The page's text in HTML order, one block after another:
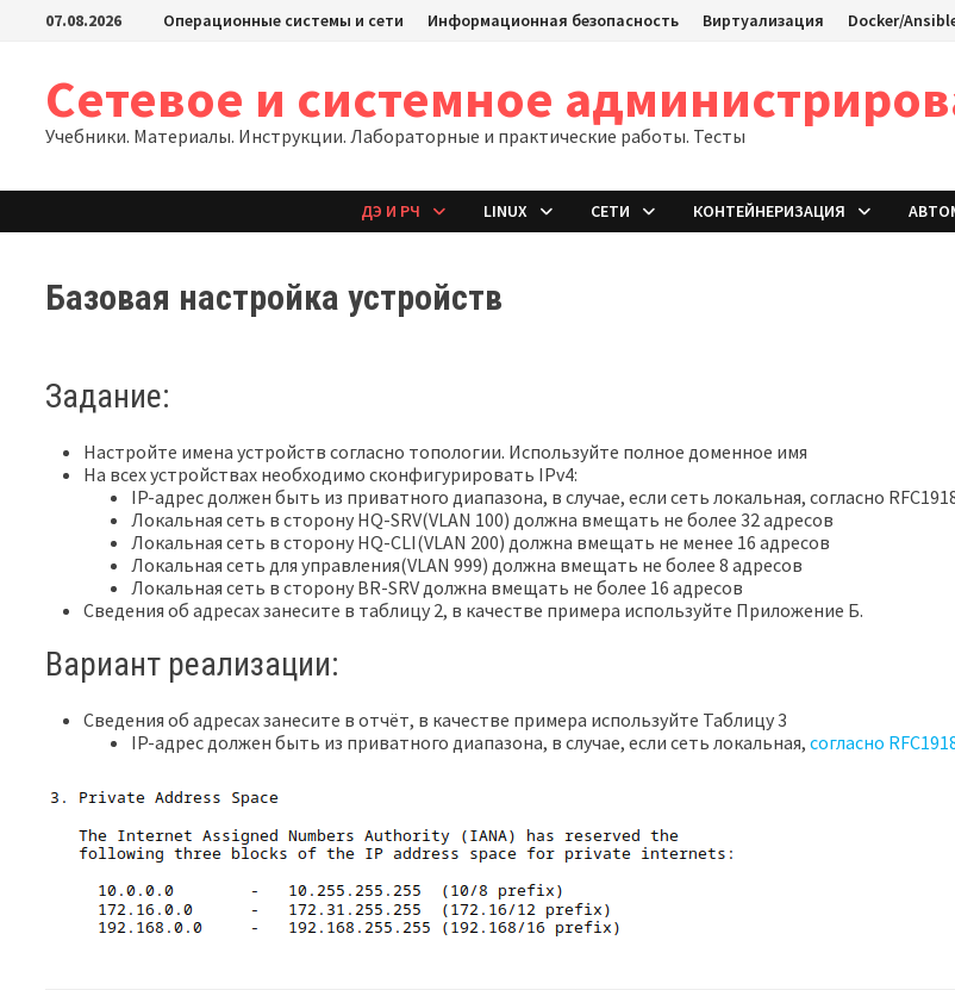
Перейти07.08.2026 Операционные системы и сети Информационная безопасность Виртуализация Docker/
Сетевое и системное
Учебники. Материалы. Инструкции. Лабораторные и практические работы. Тесты
ДЭ И РЧ LINUX СЕТИ КОНТЕЙНЕРИЗАЦИЯ
Базовая настройка устройств
Задание:
Настройте имена устройств согласно топологии. Используйте полное доменное имя
На всех устройствах необходимо сконфигурировать IPv4:
IP-адрес должен быть из приватного диапазона, в случае, если сеть локальная, согласно
Локальная сеть в сторону HQ-SRV(VLAN 100) должна вмещать не более 32 адресов
Локальная сеть в сторону HQ-CLI(VLAN 200) должна вмещать не менее 16 адресов
Локальная сеть для управления(VLAN 999) должна вмещать не более 8 адресов
Локальная сеть в сторону BR-SRV должна вмещать не более 16 адресов
Сведения об адресах занесите в таблицу 2, в качестве примера используйте Приложение Б.
Вариант реализации:
Сведения об адресах занесите в отчёт, в качестве примера используйте Таблицу 3
IP-адрес должен быть из приватного диапазона, в случае, если сеть локальная,согласно